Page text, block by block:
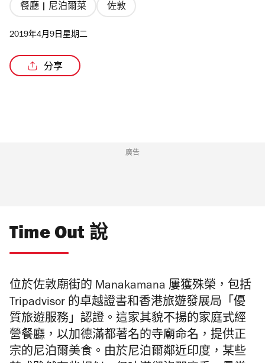
餐廳 | 尼泊爾菜 佐敦
2019年4月9日星期二
分享
廣告
Time Out 說
位於佐敦廟街的 Manakamana 屢獲殊榮，包括
Tripadvisor 的卓越證書和香港旅遊發展局「優
質旅遊服務」認證。這家其貌不揚的家庭式經
營餐廳，以加德滿都著名的寺廟命名，提供正
宗的尼泊爾美食。由於尼泊爾鄰近印度，某些